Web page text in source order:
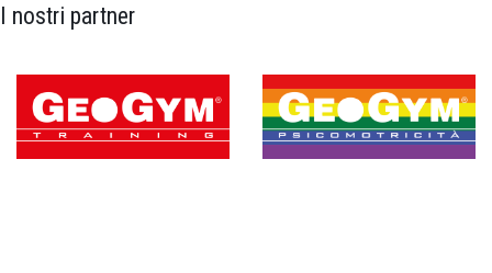
I nostri partner